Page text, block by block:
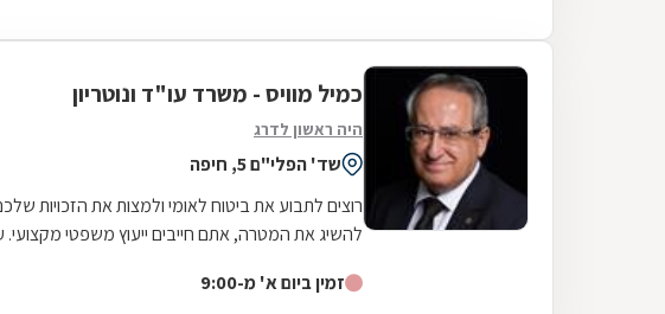
כמיל מוויס - משרד עו"ד ונוטריון
היה ראשון לדרג
שד' הפלי"ם 5, חיפה
רוצים לתבוע את ביטוח לאומי ולמצות את הזכויות
להשיג את המטרה, אתם חייבים ייעוץ משפטי מקצועי.
זמין ביום א' מ-9:00